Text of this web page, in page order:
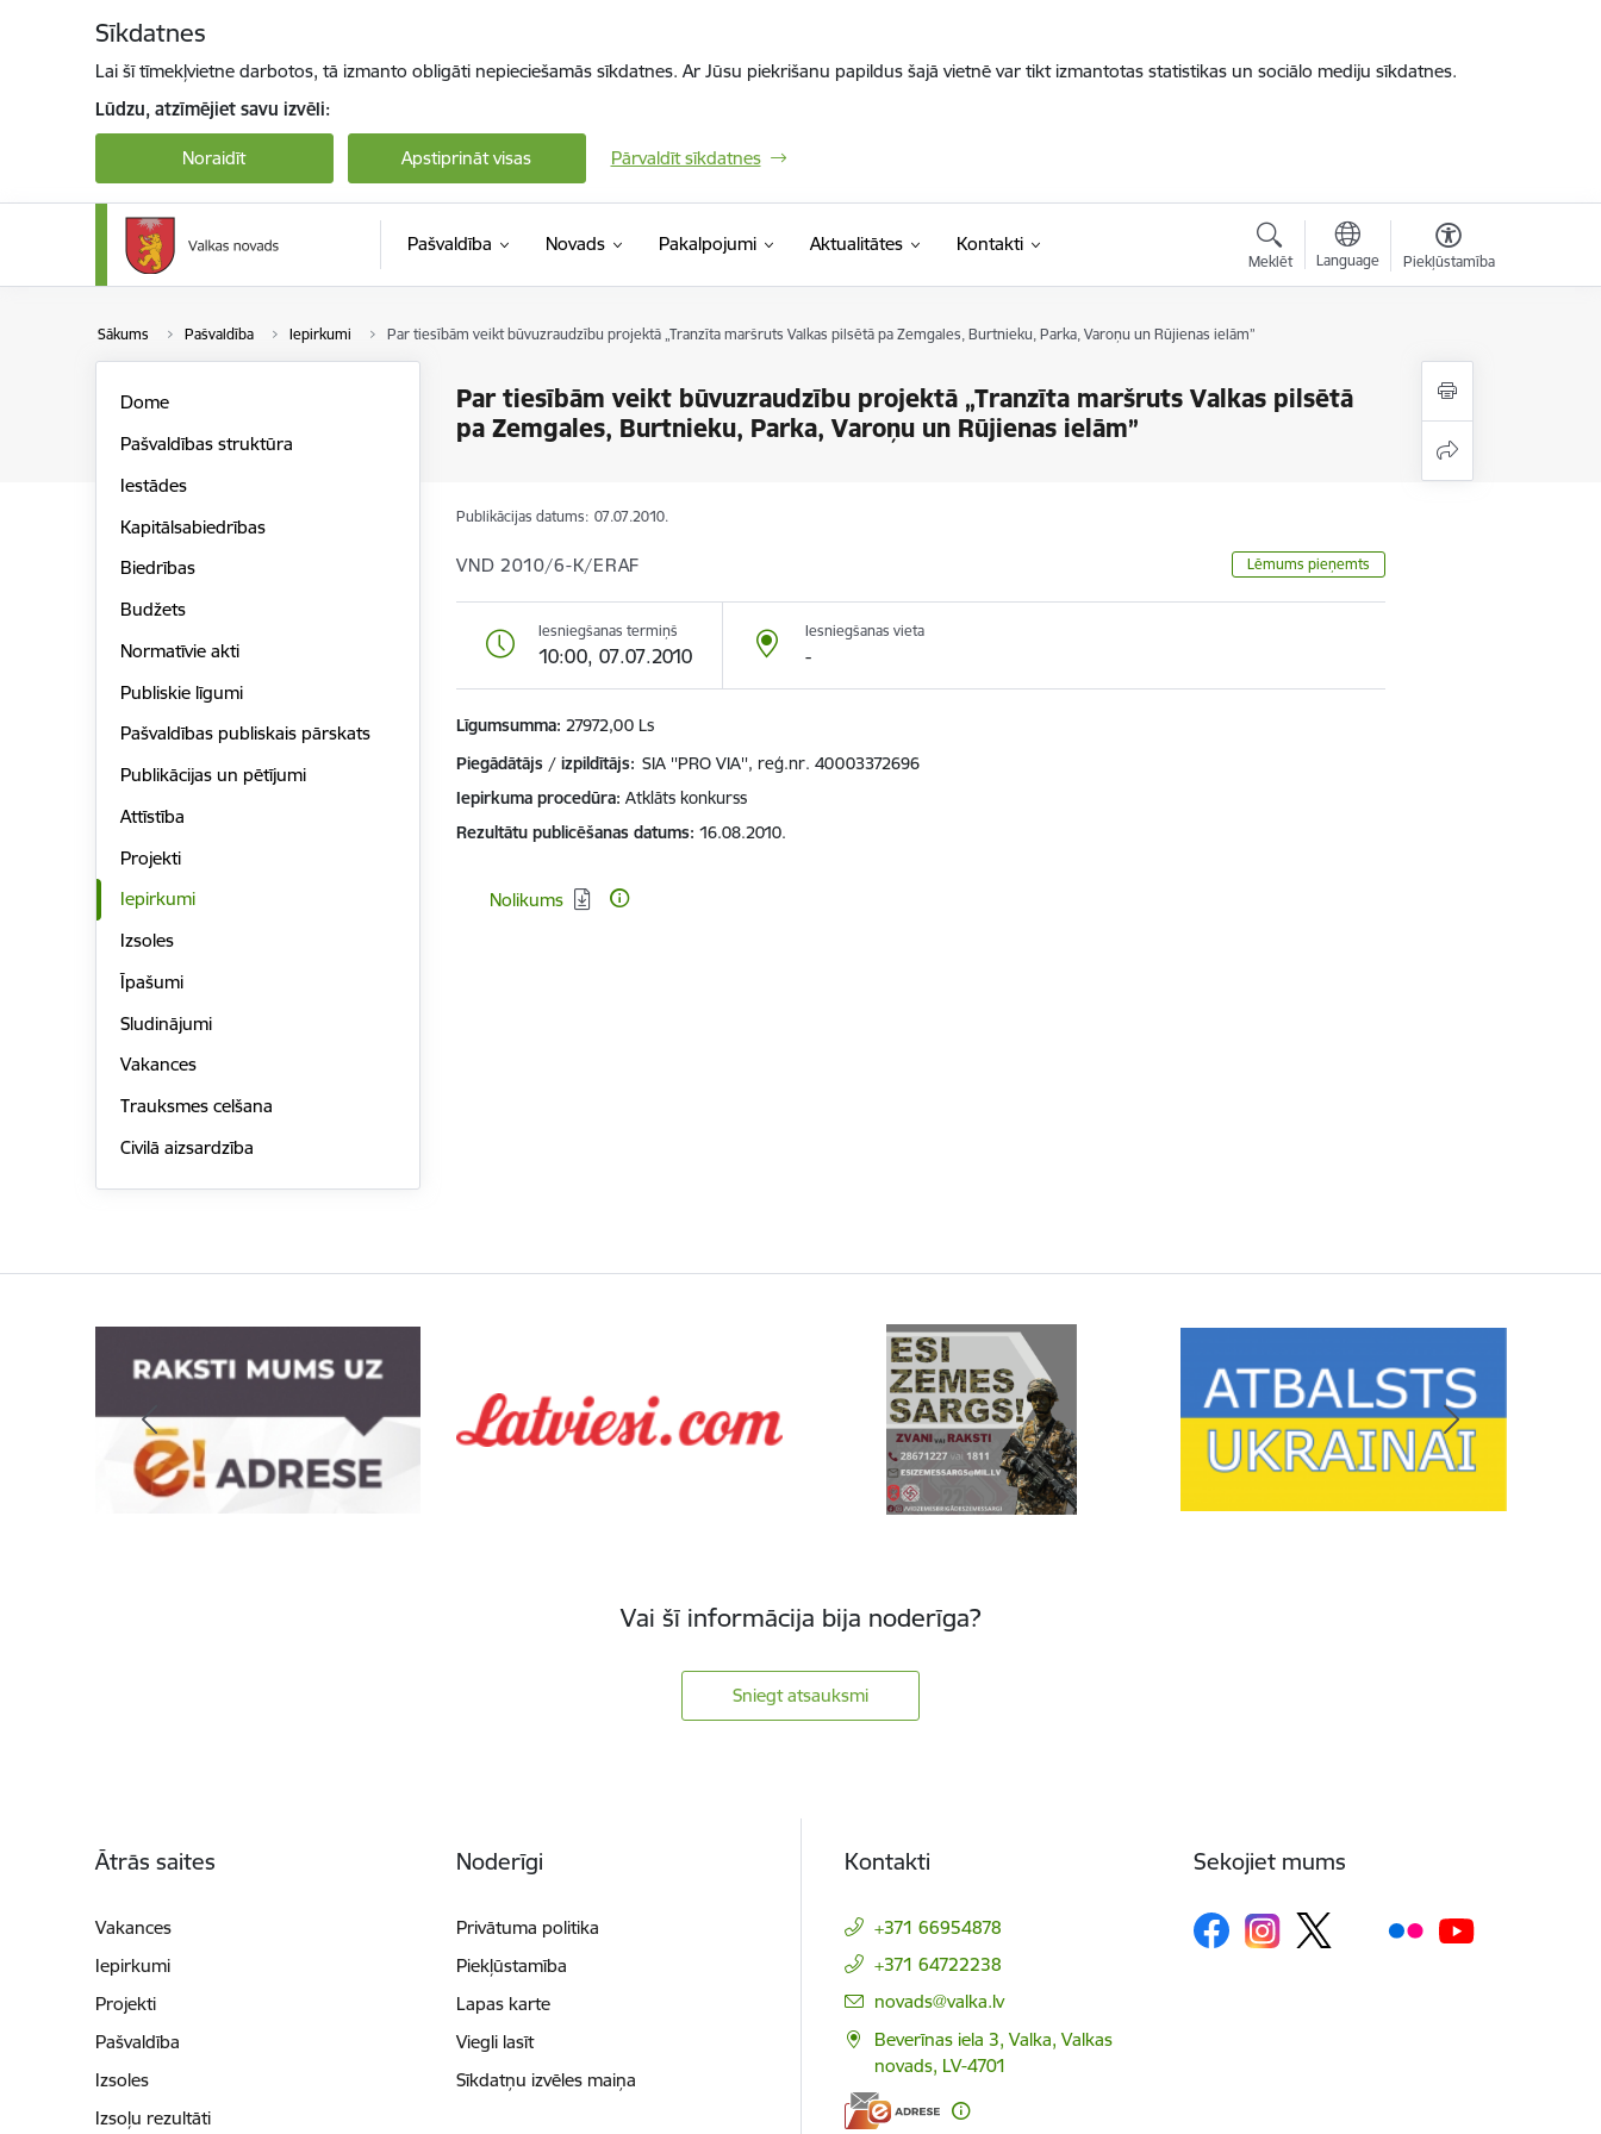
Sīkdatnes
Lai šī tīmekļvietne darbotos, tā izmanto obligāti nepieciešamās sīkdatnes. Ar Jūsu piekrišanu papildus šajā vietnē var tikt izmantotas statistikas un sociālo mediju sīkdatnes.
Lūdzu, atzīmējiet savu izvēli:
Noraidīt Apstiprināt visas Pārvaldīt sīkdatnes
Pašvaldība Novads Pakalpojumi Aktualitātes Kontakti
Meklēt Language Piekļūstamība
Sākums Pašvaldība Iepirkumi Par tiesībām veikt būvuzraudzību projektā „Tranzīta maršruts Valkas pilsētā pa Zemgales, Burtnieku, Parka, Varoņu un Rūjienas ielām”
Par tiesībām veikt būvuzraudzību projektā „Tranzīta maršruts Valkas pilsētā
pa Zemgales, Burtnieku, Parka, Varoņu un Rūjienas ielām”
Dome
Pašvaldības struktūra
Iestādes
Kapitālsabiedrības
Biedrības
Budžets
Normatīvie akti
Publiskie līgumi
Pašvaldības publiskais pārskats
Publikācijas un pētījumi
Attīstība
Projekti
Iepirkumi
Izsoles
Īpašumi
Sludinājumi
Vakances
Trauksmes celšana
Civilā aizsardzība
Publikācijas datums: 07.07.2010.
VND 2010/6-K/ERAF Lēmums pieņemts
Iesniegšanas termiņš
10:00, 07.07.2010
Iesniegšanas vieta
-
Līgumsumma 27972,00 Ls
Piegādātājs / izpildītājs: SIA ''PRO VIA'', reģ.nr. 40003372696
Iepirkuma procedūra Atklāts konkurss
Rezultātu publicēšanas datums 16.08.2010.
Lejupielādēt:
Nolikums
Vai šī informācija bija noderīga?
Sniegt atsauksmi
Ātrās saites
Vakances
Iepirkumi
Projekti
Pašvaldība
Izsoles
Izsoļu rezultāti
Noderīgi
Privātuma politika
Piekļūstamība
Lapas karte
Viegli lasīt
Sīkdatņu izvēles maiņa
Kontakti
+371 66954878
+371 64722238
E-pasts:
novads@valka.lv
Beverīnas iela 3, Valka, Valkas
novads, LV-4701
Sekojiet mums